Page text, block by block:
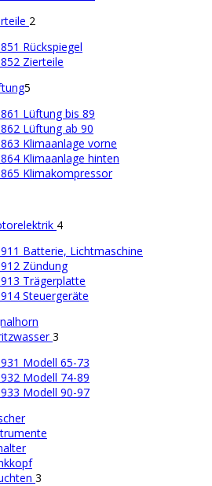
2
Rückspiegel
Zierteile
5
Lüftung bis 89
Lüftung ab 90
Klimaanlage vorne
Klimaanlage hinten
Klimakompressor
4
Batterie, Lichtmaschine
Zündung
Trägerplatte
Steuergeräte
3
Modell 65-73
Modell 74-89
Modell 90-97
3